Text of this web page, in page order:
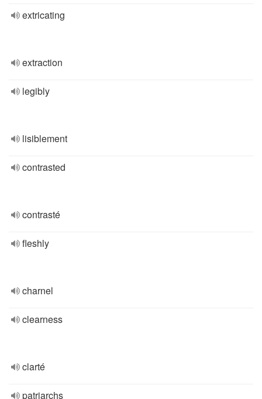
extricating
extraction
legibly
lisiblement
contrasted
contrasté
fleshly
charnel
clearness
clarté
patriarchs